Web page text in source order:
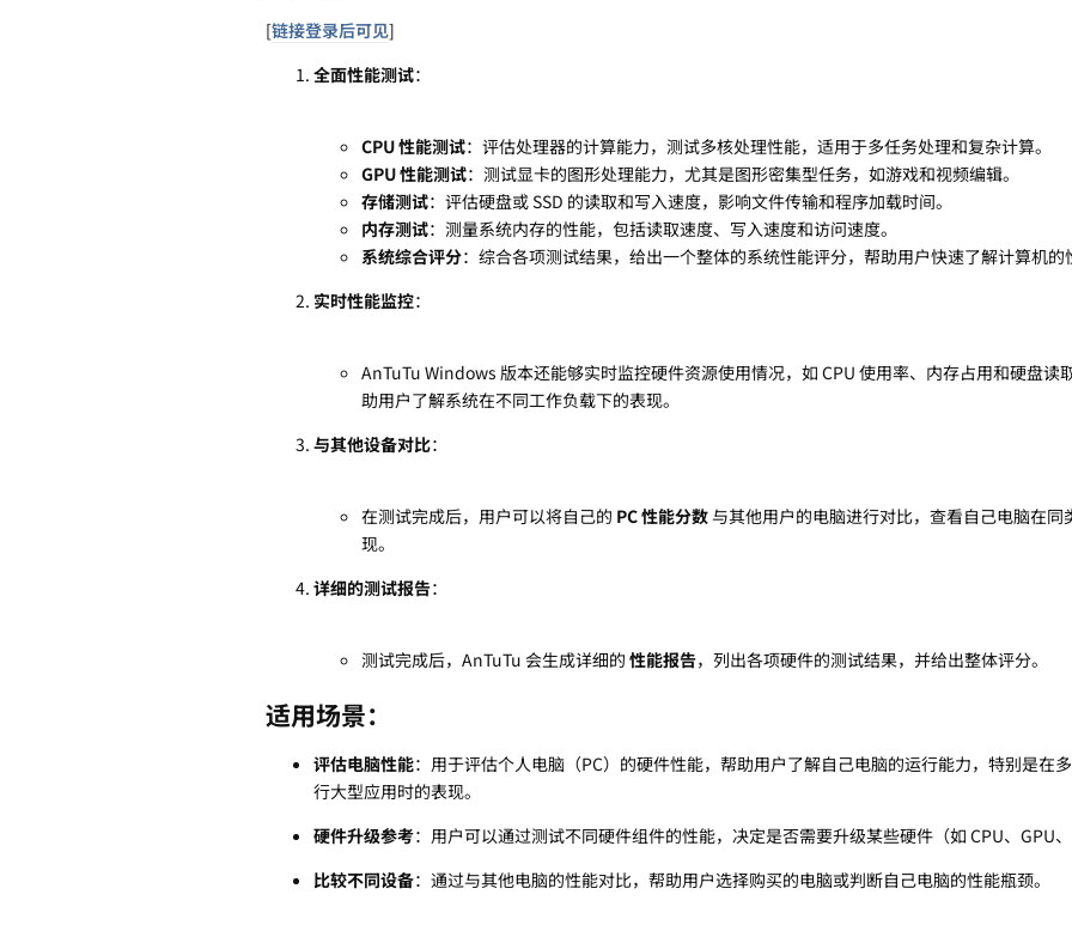
[链接登录后可见]
全面性能测试：
CPU 性能测试：评估处理器的计算能力，测试多核处理性能，适用于多任务处理和复杂计算。
GPU 性能测试：测试显卡的图形处理能力，尤其是图形密集型任务，如游戏和视频编辑。
存储测试：评估硬盘或 SSD 的读取和写入速度，影响文件传输和程序加载时间。
内存测试：测量系统内存的性能，包括读取速度、写入速度和访问速度。
系统综合评分：综合各项测试结果，给出一个整体的系统性能评分，帮助用户快速了解计算机的
实时性能监控：
AnTuTu Windows 版本还能够实时监控硬件资源使用情况，如 CPU 使用率、内存占用和硬盘读
助用户了解系统在不同工作负载下的表现。
与其他设备对比：
在测试完成后，用户可以将自己的 PC 性能分数与其他用户的电脑进行对比，查看自己电脑在同
现。
详细的测试报告：
测试完成后，AnTuTu 会生成详细的 性能报告，列出各项硬件的测试结果，并给出整体评分。
适用场景：
评估电脑性能：用于评估个人电脑（PC）的硬件性能，帮助用户了解自己电脑的运行能力，特别是在
行大型应用时的表现。
硬件升级参考：用户可以通过测试不同硬件组件的性能，决定是否需要升级某些硬件（如 CPU、GPU
比较不同设备：通过与其他电脑的性能对比，帮助用户选择购买的电脑或判断自己电脑的性能瓶颈。